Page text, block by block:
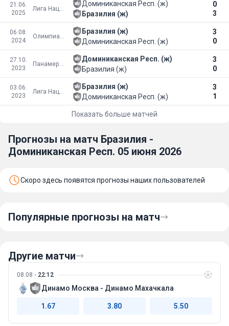
21.06.
2025
Лига Наций
Доминиканская Респ. (ж)
0
3
Бразилия (ж)
06.08.
2024
Олимпиада
Бразилия (ж)
3
0
Доминиканская Респ. (ж)
27.10.
2023
Панамериканские игры
Доминиканская Респ. (ж)
3
0
Бразилия (ж)
03.06.
2023
Лига Наций
Бразилия (ж)
3
1
Доминиканская Респ. (ж)
Показать больше матчей
Прогнозы на матч Бразилия -
Доминиканская Респ. 05 июня 2026
Скоро здесь появятся прогнозы наших пользователей
Популярные прогнозы на матч
Другие матчи
08.08 22:12
Динамо Москва - Динамо Махачкала
1.67 3.80 5.50